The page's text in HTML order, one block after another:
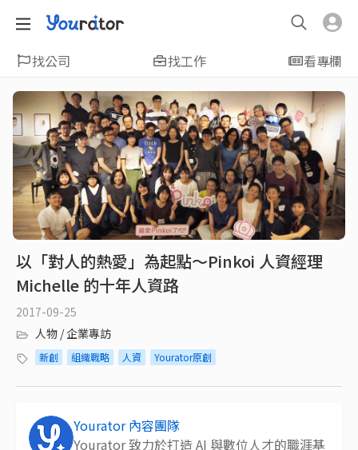
找公司 找工作 看專欄
以「對人的熱愛」為起點～Pinkoi 人資經理
Michelle 的十年人資路
2017-09-25
人物 / 企業專訪
新創 組織戰略 人資 Yourator原創
Yourator 內容團隊
Yourator 致力於打造 AI 與數位人才的職涯基